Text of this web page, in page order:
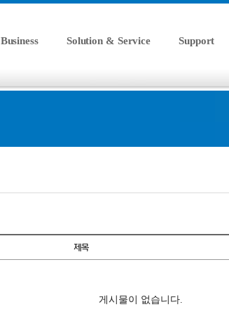
Business Solution & Service Support
게시물이 없습니다.